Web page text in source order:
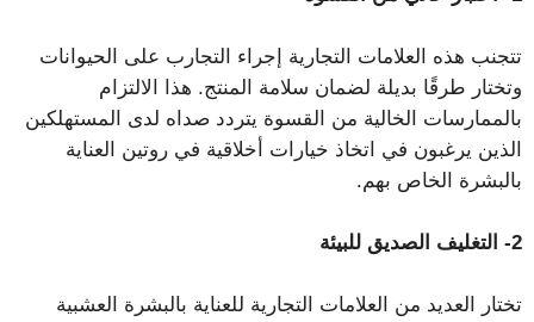
تتجنب هذه العلامات التجارية إجراء التجارب على الحيوانات
وتختار طرقًا بديلة لضمان سلامة المنتج. هذا الالتزام
بالممارسات الخالية من القسوة يتردد صداه لدى المستهلكين
الذين يرغبون في اتخاذ خيارات أخلاقية في روتين العناية
بالبشرة الخاص بهم.
2- التغليف الصديق للبيئة
تختار العديد من العلامات التجارية للعناية بالبشرة العشبية